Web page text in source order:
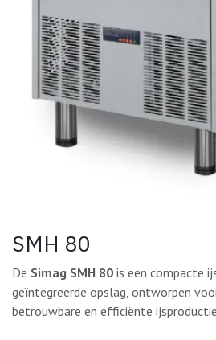
SMH 80
De Simag SMH 80 is een compacte
geïntegreerde opslag, ontworpen
betrouwbare en efficiënte